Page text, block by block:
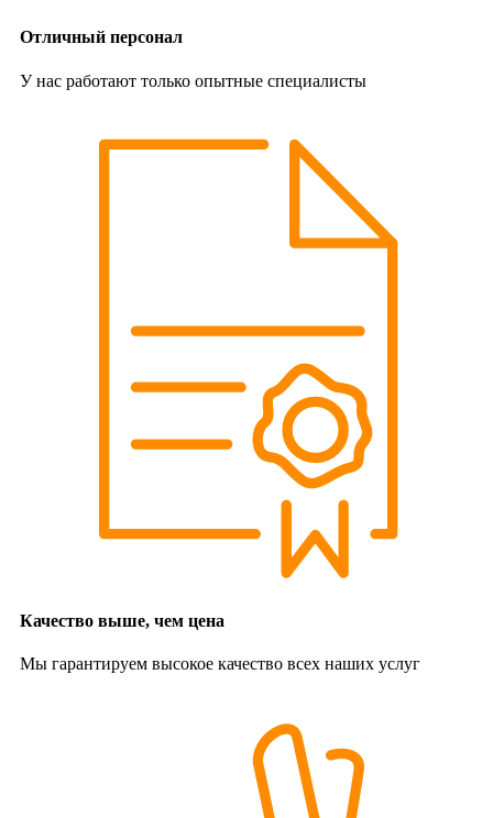
Отличный персонал
У нас работают только опытные специалисты
Качество выше, чем цена
Мы гарантируем высокое качество всех наших услуг